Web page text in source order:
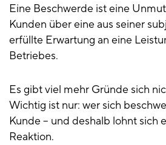
Eine Beschwerde ist eine
Kunden über eine aus seiner
erfüllte Erwartung an eine
Betriebes.
Es gibt viel mehr Gründe sich
Wichtig ist nur: wer sich
Kunde – und deshalb lohnt sich
Reaktion.